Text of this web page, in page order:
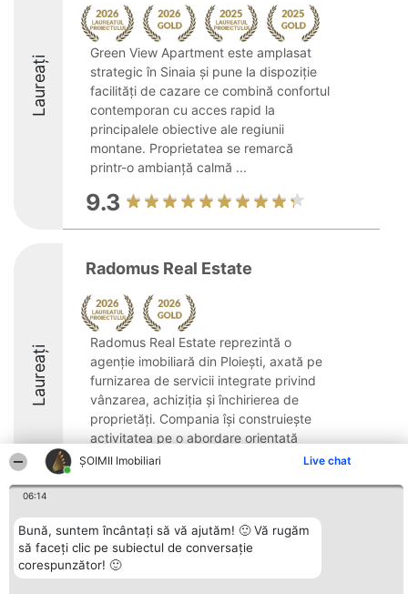
ȘOIMII Imobiliari Live chat
06:14
Bună, suntem încântați să vă ajutăm! 🙂 Vă rugăm
să faceți clic pe subiectul de conversație
corespunzător! 🙂
Laureați
Green View Apartment este amplasat
strategic în Sinaia și pune la dispoziție
facilități de cazare ce combină confortul
contemporan cu acces rapid la
principalele obiective ale regiunii
montane. Proprietatea se remarcă
printr-o ambianță calmă ...
9.3
Laureați
Radomus Real Estate
Radomus Real Estate reprezintă o
agenție imobiliară din Ploiești, axată pe
furnizarea de servicii integrate privind
vânzarea, achiziția și închirierea de
proprietăți. Compania își construiește
activitatea pe o abordare orientată
către oameni, ...
9.4
Organizator Ranking
BRIGHT SOLUTIONS BR SRL
Aleea Timisul De Sus 2 Bl. A30
Plebiscyt
Lista Tuturor